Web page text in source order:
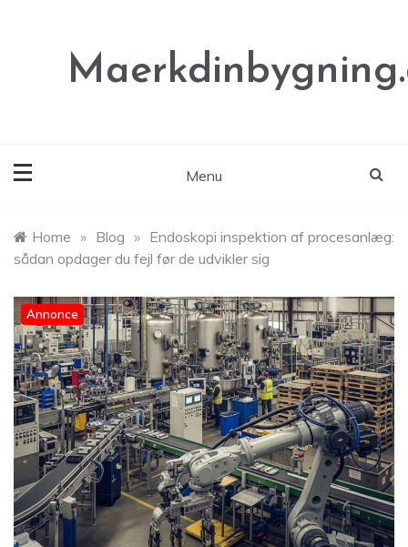
Menu
Home » Blog » Endoskopi inspektion af procesanlæg:
sådan opdager du fejl før de udvikler sig
Annonce